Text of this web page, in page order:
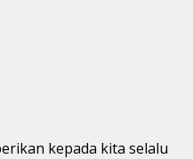
kepada kita selalu